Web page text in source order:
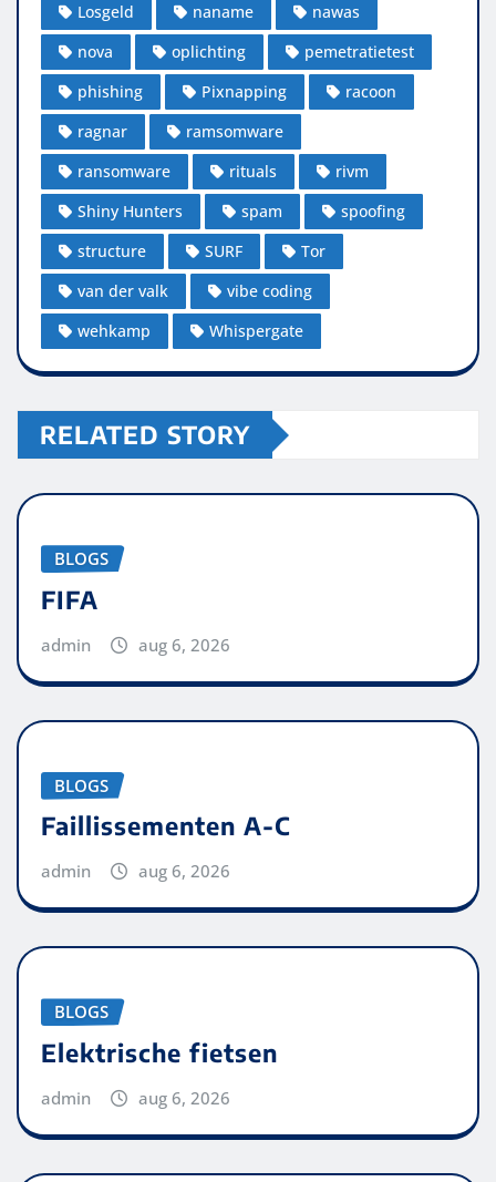
Losgeld
naname
nawas
nova
oplichting
pemetratietest
phishing
Pixnapping
racoon
ragnar
ramsomware
ransomware
rituals
rivm
Shiny Hunters
spam
spoofing
structure
SURF
Tor
van der valk
vibe coding
wehkamp
Whispergate
RELATED STORY
BLOGS
FIFA
admin aug 6, 2026
BLOGS
Faillissementen A-C
admin aug 6, 2026
BLOGS
Elektrische fietsen
admin aug 6, 2026